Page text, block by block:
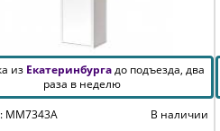
из Екатеринбургадо подъезда, два
раза в неделю
MM7343A
В наличии